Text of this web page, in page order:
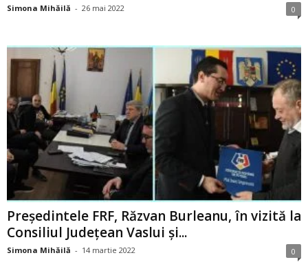
Simona Mihăilă - 26 mai 2022 0
Președintele FRF, Răzvan Burleanu, în vizită la
Consiliul Județean Vaslui și...
Simona Mihăilă - 14 martie 2022 0